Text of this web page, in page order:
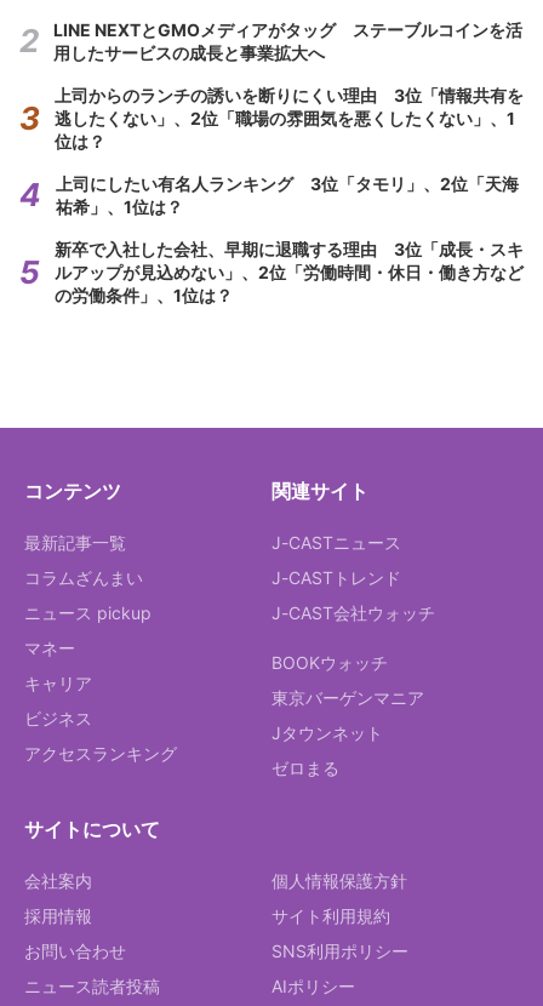
LINE NEXTとGMOメディアがタッグ ステーブルコインを活
用したサービスの成長と事業拡大へ
上司からのランチの誘いを断りにくい理由 3位「情報共有を
逃したくない」、2位「職場の雰囲気を悪くしたくない」、1
位は？
上司にしたい有名人ランキング 3位「タモリ」、2位「天海
祐希」、1位は？
新卒で入社した会社、早期に退職する理由 3位「成長・スキ
ルアップが見込めない」、2位「労働時間・休日・働き方など
の労働条件」、1位は？
コンテンツ
最新記事一覧
コラムざんまい
ニュース pickup
マネー
キャリア
ビジネス
アクセスランキング
関連サイト
J-CASTニュース
J-CASTトレンド
J-CAST会社ウォッチ
BOOKウォッチ
東京バーゲンマニア
Jタウンネット
ゼロまる
サイトについて
会社案内
採用情報
お問い合わせ
ニュース読者投稿
個人情報保護方針
サイト利用規約
SNS利用ポリシー
AIポリシー